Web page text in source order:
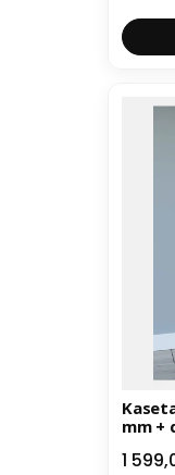
Kaseta
mm +
Cena
1